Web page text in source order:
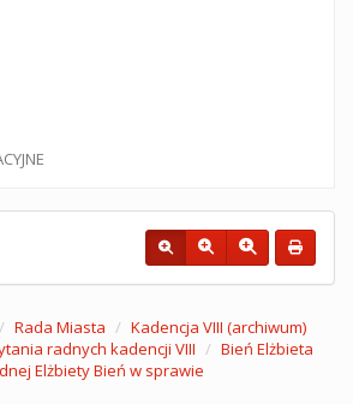
Rada Miasta
Kadencja VIII (archiwum)
radnych kadencji VIII
Bień Elżbieta
Elżbiety Bień w sprawie